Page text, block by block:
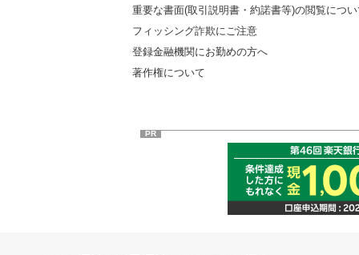
重要な書面(取引説明書・約諾書等)の閲覧につ
フィッシング詐欺にご注意
登録金融機関にお勤めの方へ
著作権について
PR